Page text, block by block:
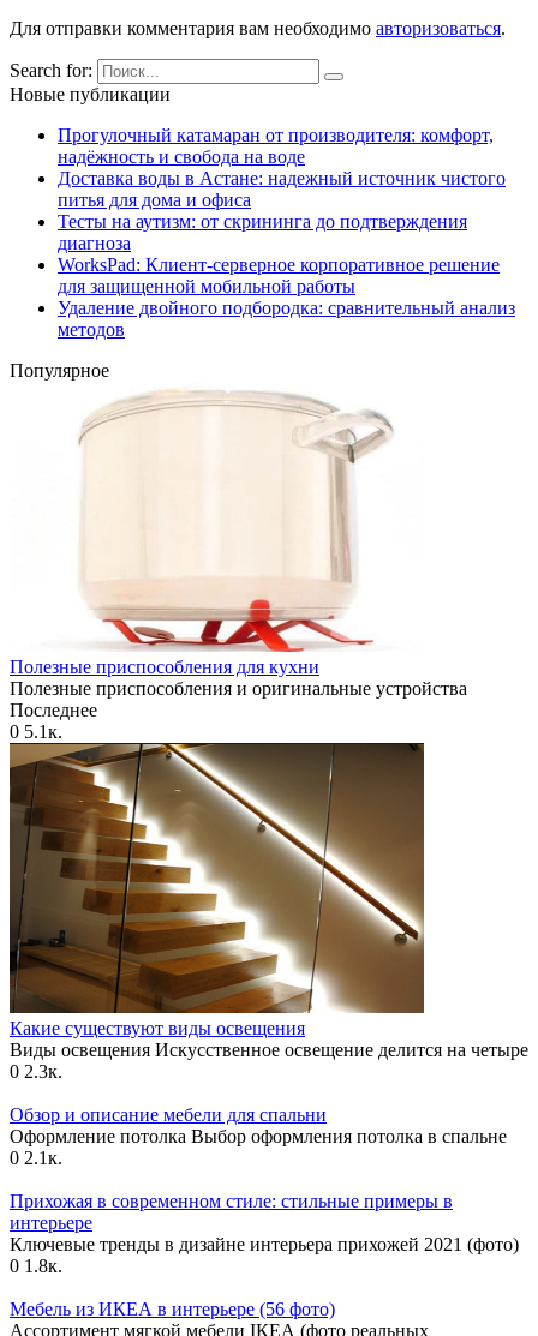
Для отправки комментария вам необходимо авторизоваться.
Search for:
Новые публикации
Прогулочный катамаран от производителя: комфорт,
надёжность и свобода на воде
Доставка воды в Астане: надежный источник чистого
питья для дома и офиса
Тесты на аутизм: от скрининга до подтверждения
диагноза
WorksPad: Клиент-серверное корпоративное решение
для защищенной мобильной работы
Удаление двойного подбородка: сравнительный анализ
методов
Популярное
Полезные приспособления для кухни
Полезные приспособления и оригинальные устройства
Последнее
0 5.1к.
Какие существуют виды освещения
Виды освещения Искусственное освещение делится на четыре
0 2.3к.
Обзор и описание мебели для спальни
Оформление потолка Выбор оформления потолка в спальне
0 2.1к.
Прихожая в современном стиле: стильные примеры в
интерьере
Ключевые тренды в дизайне интерьера прихожей 2021 (фото)
0 1.8к.
Мебель из ИКЕА в интерьере (56 фото)
Ассортимент мягкой мебели IКЕА (фото реальных